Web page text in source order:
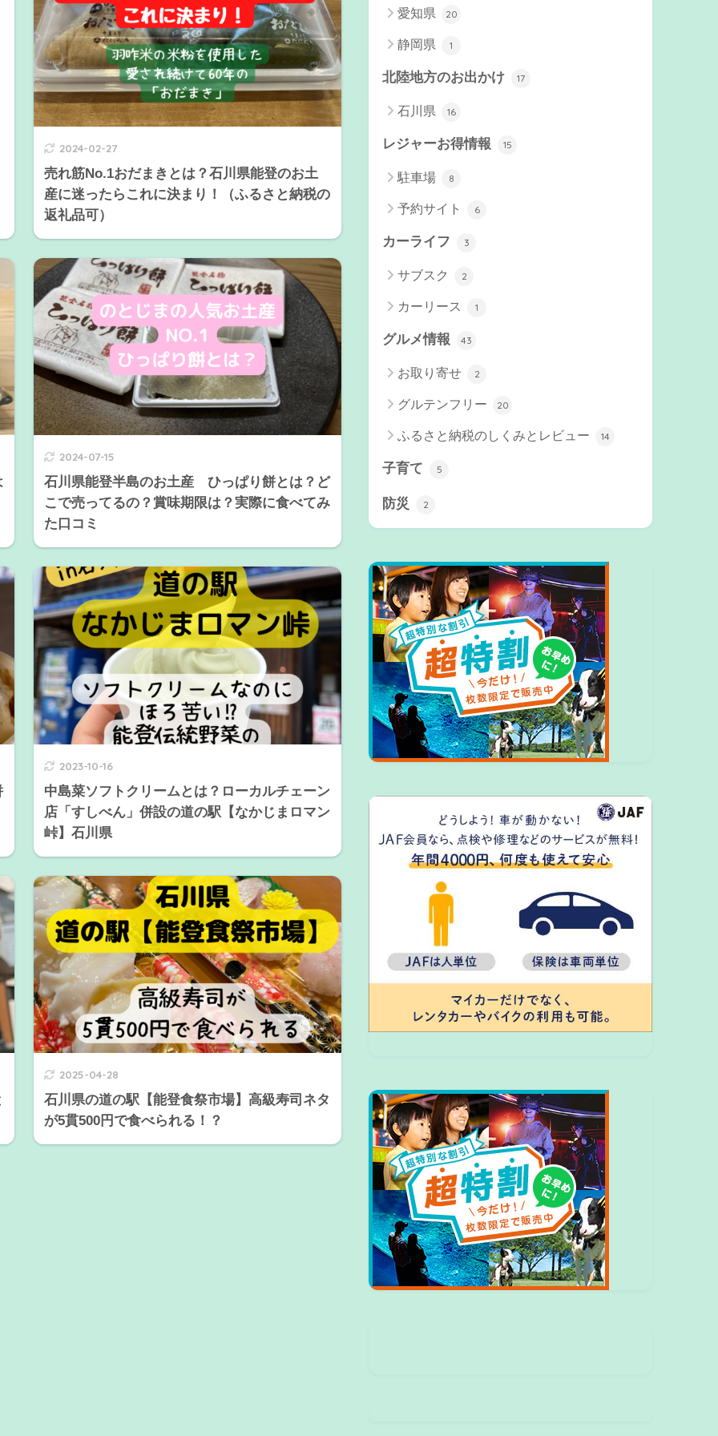
2024-02-27
売れ筋No.1おだまきとは？石川県能登のお土
産に迷ったらこれに決まり！（ふるさと納税の
返礼品可）
2024-07-15
石川県能登半島のお土産 ひっぱり餅とは？ど
こで売ってるの？賞味期限は？実際に食べてみ
た口コミ
2023-10-16
中島菜ソフトクリームとは？ローカルチェーン
店「すしべん」併設の道の駅【なかじまロマン
峠】石川県
2025-04-28
石川県の道の駅【能登食祭市場】高級寿司ネタ
が5貫500円で食べられる！？
愛知県 20
静岡県 1
北陸地方のお出かけ 17
石川県 16
レジャーお得情報 15
駐車場 8
予約サイト 6
カーライフ 3
サブスク 2
カーリース 1
グルメ情報 43
お取り寄せ 2
グルテンフリー 20
ふるさと納税のしくみとレビュー 14
子育て 5
防災 2